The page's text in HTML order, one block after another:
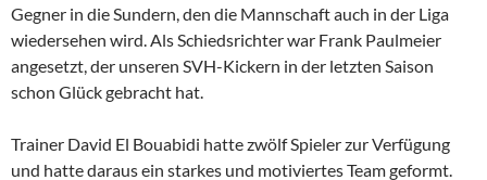
Gegner in die Sundern, den die Mannschaft auch in der Liga
wiedersehen wird. Als Schiedsrichter war Frank Paulmeier
angesetzt, der unseren SVH-Kickern in der letzten Saison
schon Glück gebracht hat.
Trainer David El Bouabidi hatte zwölf Spieler zur Verfügung
und hatte daraus ein starkes und motiviertes Team geformt.